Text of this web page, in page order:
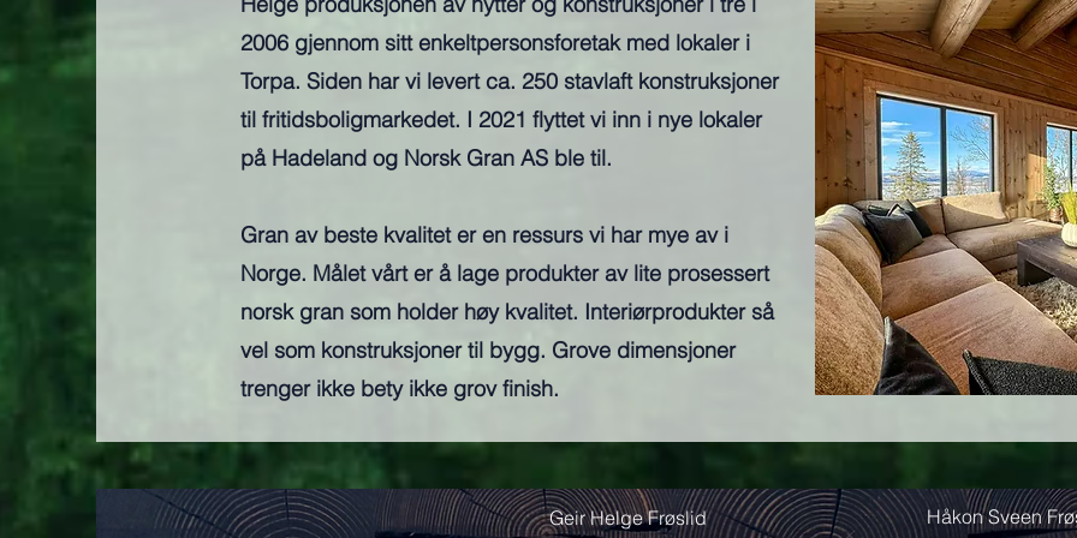
2006 gjennom sitt enkeltpersonsforetak med lokaler i
Torpa. Siden har vi levert ca. 250 stavlaft konstruksjoner
til fritidsboligmarkedet. I 2021 flyttet vi inn i nye lokaler
på Hadeland og Norsk Gran AS ble til.
Gran av beste kvalitet er en ressurs vi har mye av i
Norge. Målet vårt er å lage produkter av lite prosessert
norsk gran som holder høy kvalitet. Interiørprodukter så
vel som konstruksjoner til bygg. Grove dimensjoner
trenger ikke bety ikke grov finish.
Geir Helge Frøslid
Håkon Sveen